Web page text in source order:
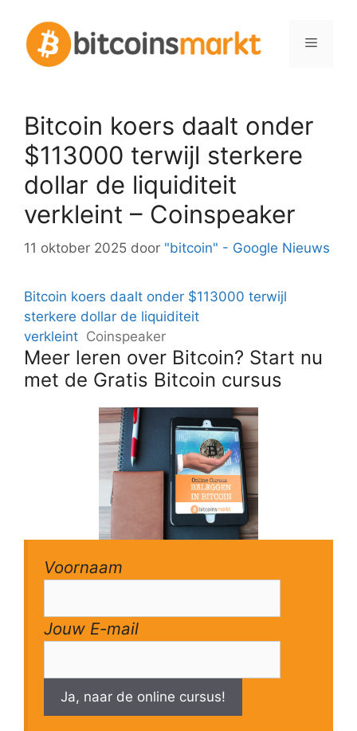
inhoud
Menu
Bitcoin koers daalt onder
$113000 terwijl sterkere
dollar de liquiditeit
verkleint – Coinspeaker
11 oktober 2025 door "bitcoin" - Google Nieuws
Bitcoin koers daalt onder $113000 terwijl
sterkere dollar de liquiditeit
verkleint Coinspeaker
Meer leren over Bitcoin? Start nu
met de Gratis Bitcoin cursus
Voornaam
Jouw E-mail
Ja, naar de online cursus!